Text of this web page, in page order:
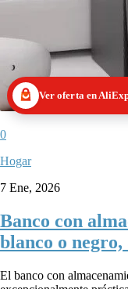
Ver oferta en
0
Hogar
7 Ene, 2026
Banco con
blanco o negro,
El banco con